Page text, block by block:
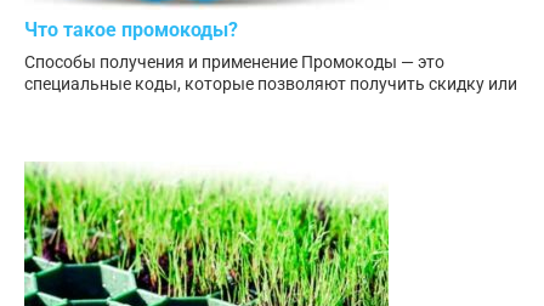
Что такое промокоды?
Способы получения и применение Промокоды — это
специальные коды, которые позволяют получить скидку или